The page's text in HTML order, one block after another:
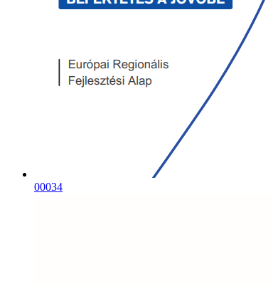
00034